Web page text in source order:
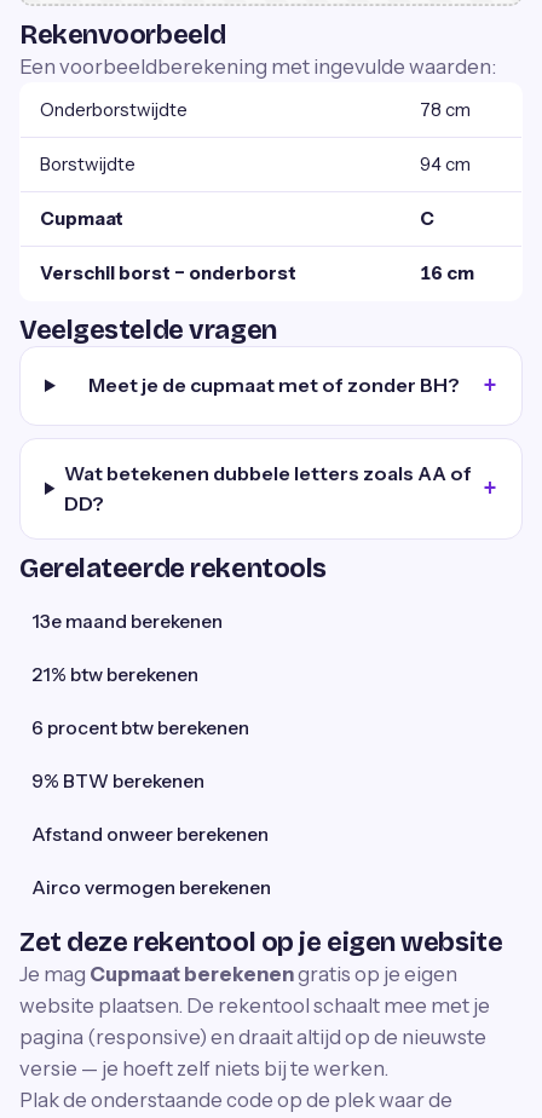
Rekenvoorbeeld
Een voorbeeldberekening met ingevulde waarden:
Onderborstwijdte 78 cm
Borstwijdte 94 cm
Cupmaat C
Verschil borst − onderborst 16 cm
Veelgestelde vragen
Meet je de cupmaat met of zonder BH?
Wat betekenen dubbele letters zoals AA of
DD?
Gerelateerde rekentools
13e maand berekenen
21% btw berekenen
6 procent btw berekenen
9% BTW berekenen
Afstand onweer berekenen
Airco vermogen berekenen
Zet deze rekentool op je eigen website
Je mag Cupmaat berekenengratis op je eigen
website plaatsen. De rekentool schaalt mee met je
pagina (responsive) en draait altijd op de nieuwste
versie — je hoeft zelf niets bij te werken.
Plak de onderstaande code op de plek waar de